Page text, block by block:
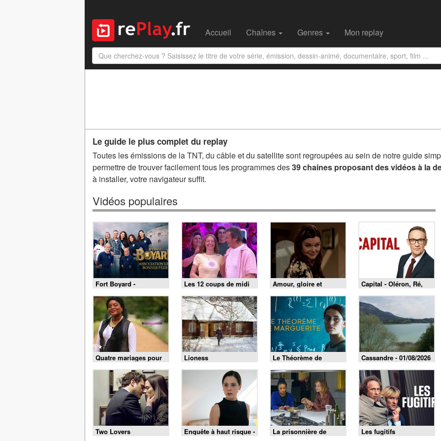
Accueil Chaînes Genres Mon replay
Le guide le plus complet du replay
Toutes les émissions de la TNT, du câble et du satellite sont regroupées au sein de notre guide
permettre de trouver facilement tous les programmes des39 chaines proposant des vidéos à la
à installer, votre navigateur suffit.
Vidéos populaires
Fort Boyard -
01/08/2026
Les 12 coups de midi
du 1 août 2026
Amour, gloire et
beauté du 4 août 2026
Capital - Oléron, Ré,
Belle-Île : le match des
îles est lancé !
Quatre mariages pour
une lune de miel - 4
mariages pour 1 lune
de miel du 3 août 2026
- Merveille et François
Lioness Le Théorème de
Marguerite
Cassandre - 01/08/2026
Two Lovers Enquête à haut risque -
02/08/2026
La prisonnière de
Bordeaux
Les fugitifs